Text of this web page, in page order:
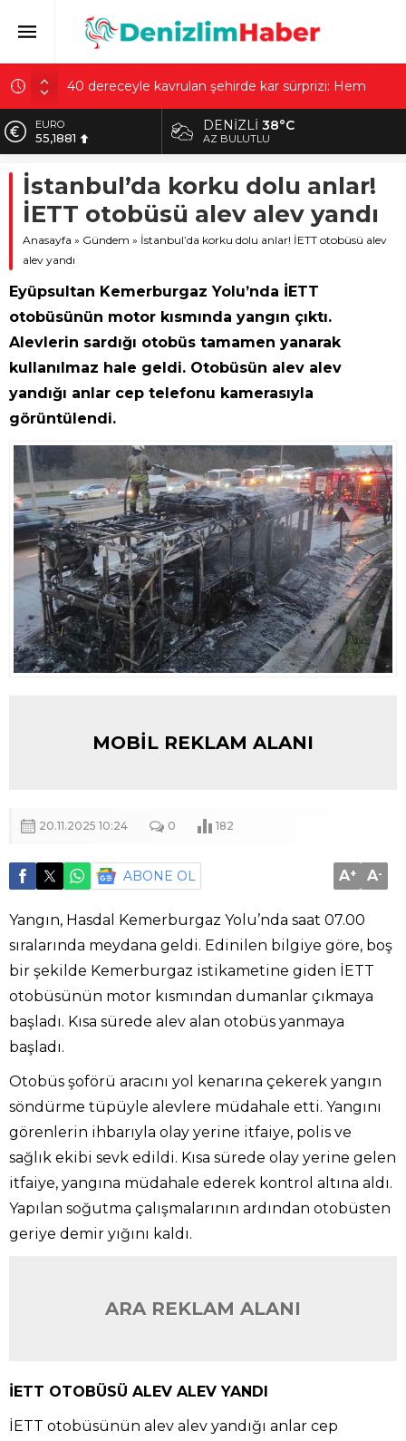
40 dereceyle kavrulan şehirde kar sürprizi: Hem
güneşlendiler hem kaydılar
Sultangazi’de temel kazısında korkutan olay! 4 bina
Çiçek Pasajı’nda tartışma yaratan görüntü: Son hali
Hattuşa’nın altında ne var? Bilim insanları Çorum’da
5 noktaya yoğunlaştı
Anıtkabir ziyaretiyle tanındılar! Bakanlıktan Doğan
ailesi açıklaması
EURO
55,1881
6.660,55
BİST
DOLAR
DENIZLI38°C
AZ BULUTLU
İstanbul’da korku dolu anlar!
İETT otobüsü alev alev yandı
Anasayfa » Gündem » İstanbul’da korku dolu anlar! İETT otobüsü alev
alev yandı
Eyüpsultan Kemerburgaz Yolu’nda İETT
otobüsünün motor kısmında yangın çıktı.
Alevlerin sardığı otobüs tamamen yanarak
kullanılmaz hale geldi. Otobüsün alev alev
yandığı anlar cep telefonu kamerasıyla
görüntülendi.
MOBİL REKLAM ALANI
20.11.2025 10:24 0 182
ABONE OL A+ A-
Yangın, Hasdal Kemerburgaz Yolu’nda saat 07.00
sıralarında meydana geldi. Edinilen bilgiye göre, boş
bir şekilde Kemerburgaz istikametine giden İETT
otobüsünün motor kısmından dumanlar çıkmaya
başladı. Kısa sürede alev alan otobüs yanmaya
başladı.
Otobüs şoförü aracını yol kenarına çekerek yangın
söndürme tüpüyle alevlere müdahale etti. Yangını
görenlerin ihbarıyla olay yerine itfaiye, polis ve
sağlık ekibi sevk edildi. Kısa sürede olay yerine gelen
itfaiye, yangına müdahale ederek kontrol altına aldı.
Yapılan soğutma çalışmalarının ardından otobüsten
geriye demir yığını kaldı.
ARA REKLAM ALANI
İETT OTOBÜSÜ ALEV ALEV YANDI
İETT otobüsünün alev alev yandığı anlar cep